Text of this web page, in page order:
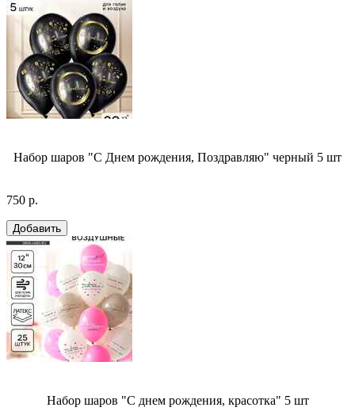
Набор шаров "С Днем рождения, Поздравляю" черный 5 шт
750 р.
Набор шаров "С днем рождения, красотка" 5 шт